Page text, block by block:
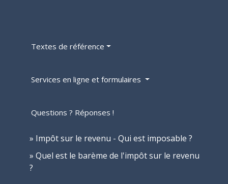
Textes de référence
Services en ligne et formulaires
Questions ? Réponses !
Impôt sur le revenu - Qui est imposable ?
Quel est le barème de l'impôt sur le revenu
?